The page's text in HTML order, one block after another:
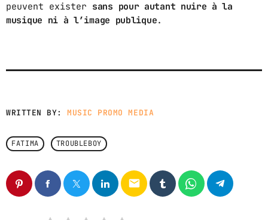
peuvent exister sans pour autant nuire à la
musique ni à l’image publique.
WRITTEN BY:MUSIC PROMO MEDIA
FATIMA TROUBLEBOY
email